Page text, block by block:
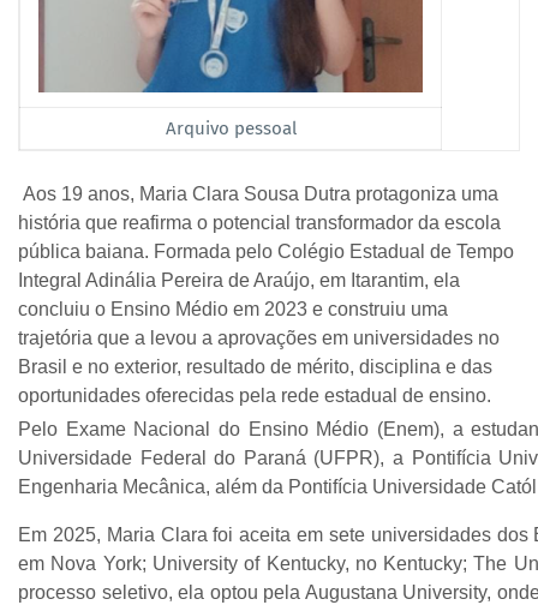
Arquivo pessoal
Aos 19 anos, Maria Clara Sousa Dutra protagoniza uma
história que reafirma o potencial transformador da escola
pública baiana. Formada pelo Colégio Estadual de Tempo
Integral Adinália Pereira de Araújo, em Itarantim, ela
concluiu o Ensino Médio em 2023 e construiu uma
trajetória que a levou a aprovações em universidades no
Brasil e no exterior, resultado de mérito, disciplina e das
oportunidades oferecidas pela rede estadual de ensino.
Pelo Exame Nacional do Ensino Médio (Enem), a
Universidade Federal do Paraná (UFPR), a Pontifícia
Engenharia Mecânica, além da Pontifícia Universidade
Em 2025, Maria Clara foi aceita em sete universidades
em Nova York; University of Kentucky, no Kentucky; The
processo seletivo, ela optou pela Augustana University,